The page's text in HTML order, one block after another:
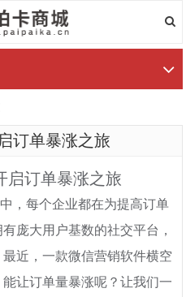
订单暴涨之旅
启订单暴涨之旅
，每个企业都在为提高订单
庞大用户基数的社交平台，
近，一款微信营销软件横空
让订单量暴涨呢？让我们一